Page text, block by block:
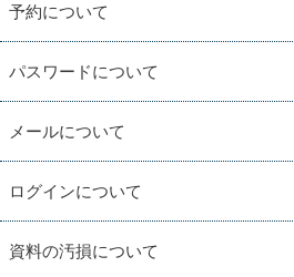
予約について
パスワードについて
メールについて
ログインについて
資料の汚損について